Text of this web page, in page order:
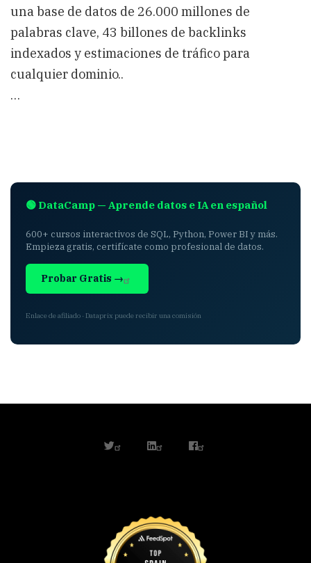
una base de datos de 26.000 millones de
palabras clave, 43 billones de backlinks
indexados y estimaciones de tráfico para
cualquier dominio..
…
🟢 DataCamp — Aprende datos e IA en español
600+ cursos interactivos de SQL, Python, Power BI y más.
Empieza gratis, certifícate como profesional de datos.
Probar Gratis →
Enlace de afiliado · Dataprix puede recibir una comisión
twitterlinkedinfacebook